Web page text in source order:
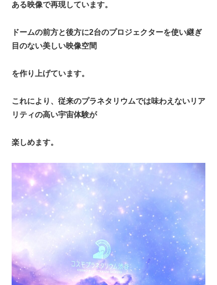
ある映像で再現しています。
ドームの前方と後方に2台のプロジェクターを使い継ぎ
目のない美しい映像空間
を作り上げています。
これにより、従来のプラネタリウムでは味わえないリア
リティの高い宇宙体験が
楽しめます。​